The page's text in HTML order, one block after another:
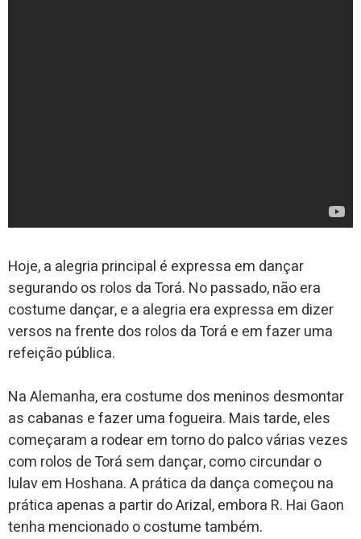
Hoje, a alegria principal é expressa em dançar
segurando os rolos da Torá. No passado, não era
costume dançar, e a alegria era expressa em dizer
versos na frente dos rolos da Torá e em fazer uma
refeição pública.
Na Alemanha, era costume dos meninos desmontar
as cabanas e fazer uma fogueira. Mais tarde, eles
começaram a rodear em torno do palco várias vezes
com rolos de Torá sem dançar, como circundar o
lulav em Hoshana. A prática da dança começou na
prática apenas a partir do Arizal, embora R. Hai Gaon
tenha mencionado o costume também.